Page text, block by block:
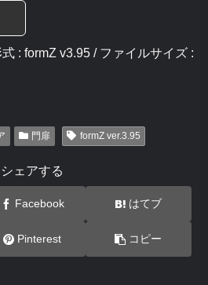
: formZ v3.95 / ファイルサイズ :
門扉 formZ ver.3.95
シェアする
Facebook はてブ
Pinterest コピー